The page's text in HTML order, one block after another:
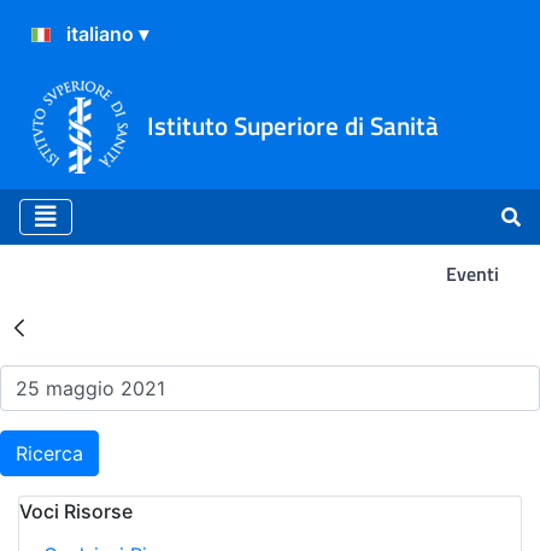
Istituto Superiore di Sanità
Eventi
Risultati della Ricerca -
Ricerca
Voci Risorse